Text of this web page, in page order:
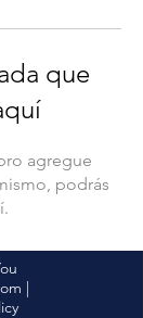
que
agregue
podrás
|